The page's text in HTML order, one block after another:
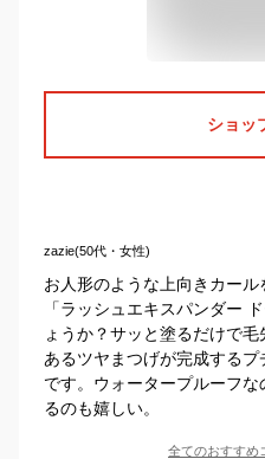
ショッ
zazie(50代・女性)
お人形のような上向きカー
「ラッシュエキスパンダー
ょうか？サッと塗るだけで
あるツヤまつげが完成する
です。ウォータープルーフ
るのも嬉しい。
全てのおすすめ